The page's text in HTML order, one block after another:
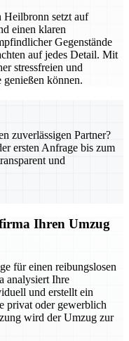
Heilbronn setzt auf
einen klaren
Gegenstände
auf jedes Detail. Mit
stressfreien und
können.
zuverlässigen Partner?
ersten Anfrage bis zum
und
Ihren Umzug
für einen reibungslosen
analysiert Ihre
und erstellt ein
privat oder gewerblich
wird der Umzug zur